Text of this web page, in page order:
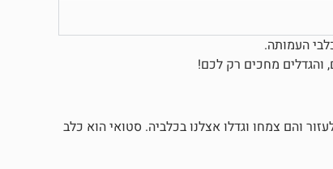
העמותה.
והגדלים מחכים רק לכם!
והם צמחו וגדלו אצלנו בכלביה. סטואי הוא כלב